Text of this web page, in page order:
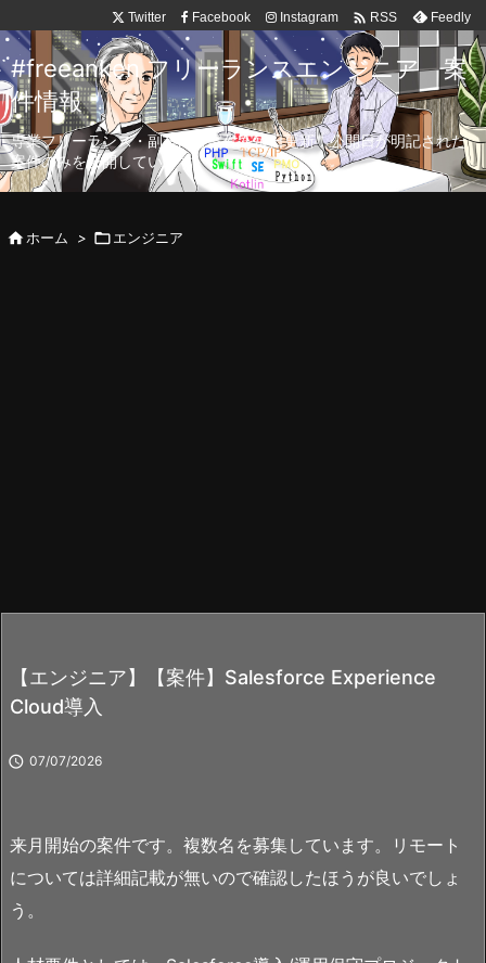
Twitter Facebook Instagram  RSS Feedly
#freeanken フリーランスエンジニア 案
件情報
専業フリーランス・副業向け案件を毎日更新！公開日が明記された
案件のみを公開しています。
ホーム > エンジニア
【エンジニア】【案件】Salesforce Experience
Cloud導入
 07/07/2026
来月開始の案件です。複数名を募集しています。リモート
については詳細記載が無いので確認したほうが良いでしょ
う。